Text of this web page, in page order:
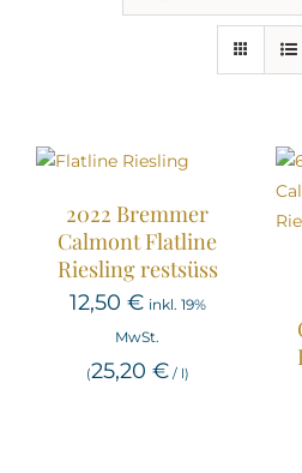
2022 Bremmer
Calmont Flatline
Riesling restsüss
12,50 € inkl. 19%
MwSt.
(25,20 €/ l)